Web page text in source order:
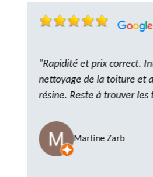
"Rapidité et prix correct.
nettoyage de la toiture et
résine. Reste à trouver les
compter sur M. GOT. Très
prestation, a recommander
Martine Zarb